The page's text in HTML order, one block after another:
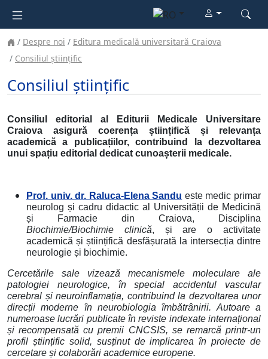
Despre noi
Editura medicală universitară Craiova
Consiliul științific
Consiliul științific
Consiliul editorial al Editurii Medicale Universitare
Craiova asigură coerența științifică și relevanța
academică a publicațiilor, contribuind la dezvoltarea
unui spațiu editorial dedicat cunoașterii medicale.
Prof. univ. dr. Raluca-Elena Sandu este medic primar
neurolog și cadru didactic al Universității de Medicină
și Farmacie din Craiova, Disciplina
Biochimie/Biochimie clinică, și are o activitate
academică și științifică desfășurată la intersecția dintre
neurologie și biochimie.
Cercetările sale vizează mecanismele moleculare ale
patologiei neurologice, în special accidentul vascular
cerebral și neuroinflamația, contribuind la dezvoltarea unor
direcții moderne în neurobiologia îmbătrânirii. Autoare a
numeroase lucrări publicate în reviste indexate internațional
și recompensată cu premii CNCSIS, se remarcă printr-un
profil științific solid, susținut de implicarea în proiecte de
cercetare și colaborări academice europene.